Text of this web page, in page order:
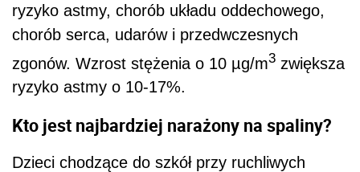
ryzyko astmy, chorób układu oddechowego,
chorób serca, udarów i przedwczesnych
zgonów. Wzrost stężenia o 10 µg/m3 zwiększa
ryzyko astmy o 10-17%.
Kto jest najbardziej narażony na spaliny?
Dzieci chodzące do szkół przy ruchliwych